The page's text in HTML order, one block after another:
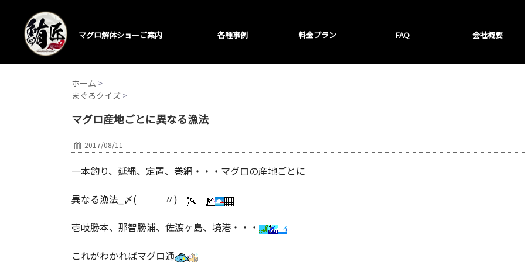
マグロ解体ショーご案内 各種事例 料金プラン FAQ 会社概要
ホーム >
まぐろクイズ >
マグロ産地ごとに異なる漁法
2017/08/11
一本釣り、延縄、定置、巻網・・・マグロの産地ごとに
異なる漁法_〆(￣ ￣〃)
壱岐勝本、那智勝浦、佐渡ヶ島、境港・・・
これがわかればマグロ通